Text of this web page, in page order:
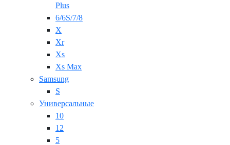
Plus
6/6S/7/8
X
Xr
Xs
Xs Max
Samsung
S
Универсальные
10
12
5